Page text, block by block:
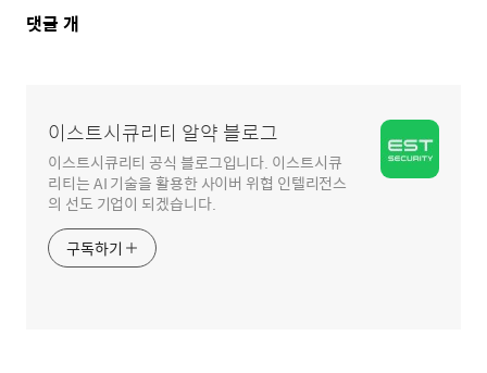
댓
댓글 개
이스트시큐리티 알약 블로그
이스트시큐리티 공식 블로그입니다. 이스트시큐
리티는 AI 기술을 활용한 사이버 위협 인텔리전스
의 선도 기업이 되겠습니다.
구독하기